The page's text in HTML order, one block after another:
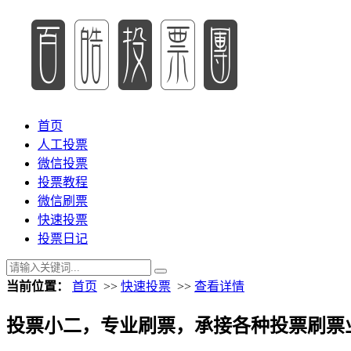
首页
人工投票
微信投票
投票教程
微信刷票
快速投票
投票日记
当前位置： 首页 >> 快速投票 >> 查看详情
投票小二，专业刷票，承接各种投票刷票